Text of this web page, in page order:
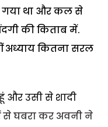
गया था और कल से
की किताब में.
अध्याय कितना सरल
और उसी से शादी
से घबरा कर अवनी ने